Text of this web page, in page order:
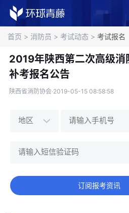
首页 > 消防员 > 考试动态 > 考试报名
2019年陕西第二次高级消
补考报名公告
陕西省消防协会·2019-05-15 08:58:58
订阅报考资讯